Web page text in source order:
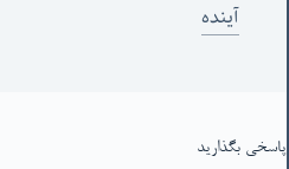
آینده
پاسخی بگذارید